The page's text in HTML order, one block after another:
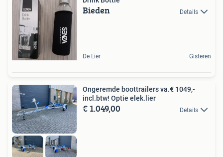
Bieden Details
De Lier Gisteren
Ongeremde boottrailers va.€ 1049,-
incl.btw! Optie elek.lier
€ 1.049,00 Details